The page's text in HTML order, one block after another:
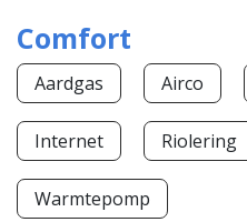
Comfort
Aardgas Airco
Internet Riolering
Warmtepomp